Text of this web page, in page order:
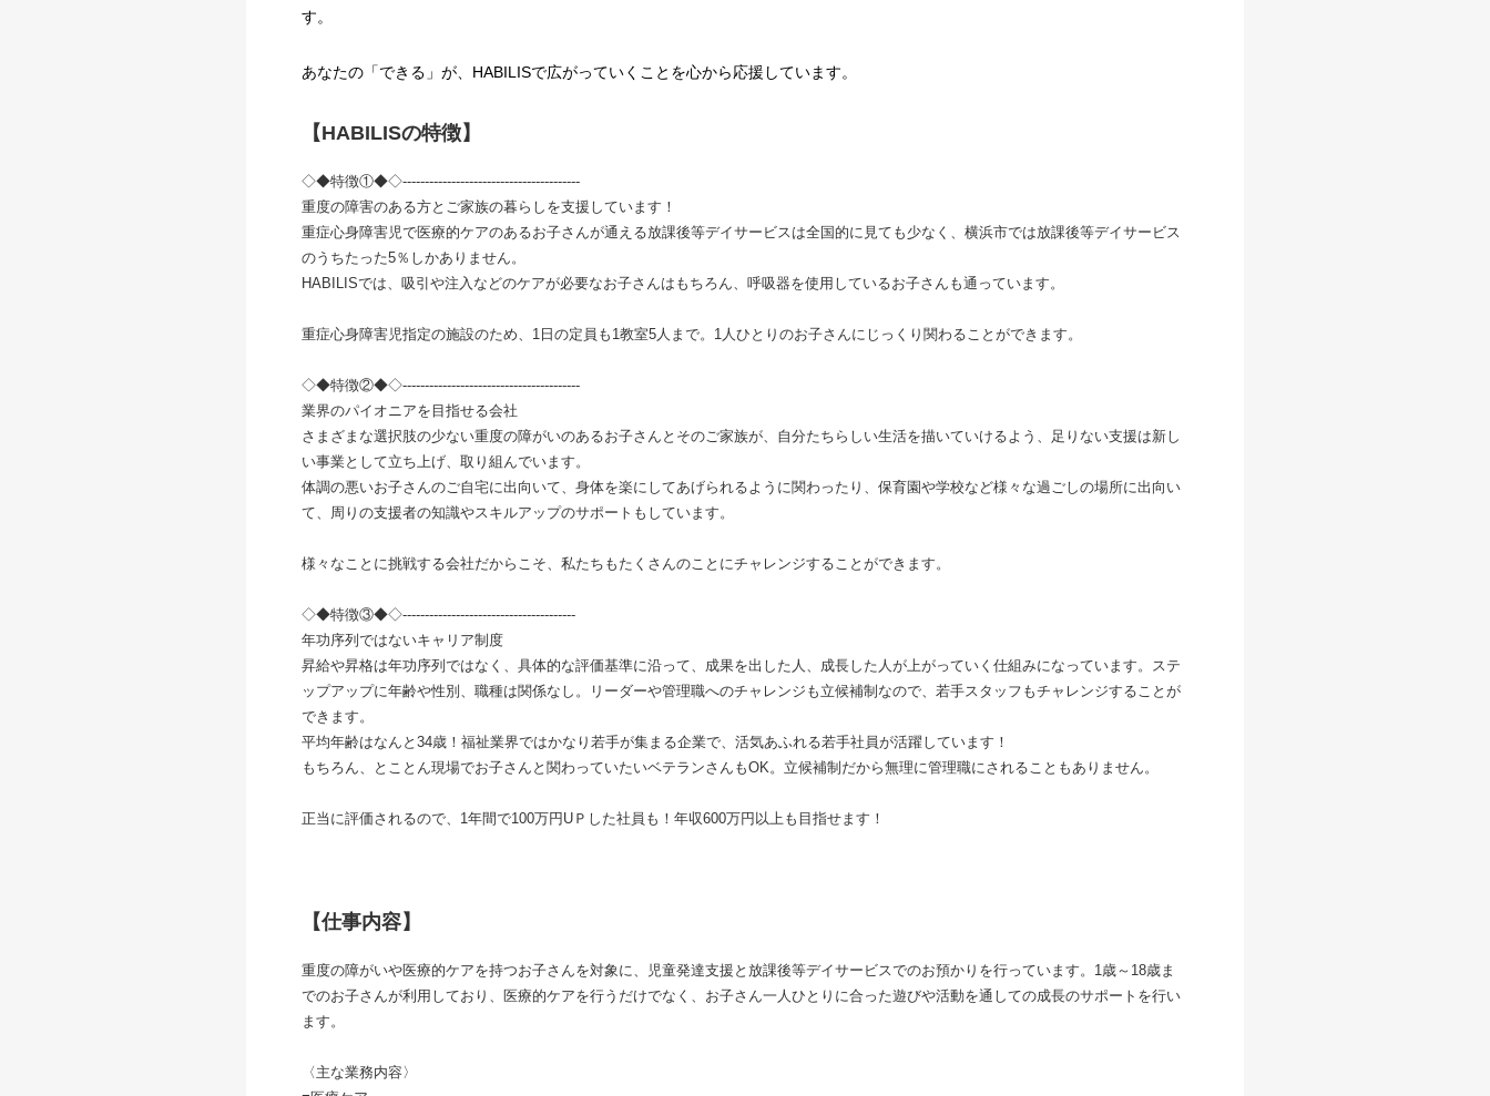
す。
あなたの「できる」が、HABILISで広がっていくことを心から応援しています。
【HABILISの特徴】
◇◆特徴①◆◇----------------------------------------
重度の障害のある方とご家族の暮らしを支援しています！
重症心身障害児で医療的ケアのあるお子さんが通える放課後等デイサービスは全国的に見ても少なく、横浜市では放課後等デイサービス
のうちたった5％しかありません。
HABILISでは、吸引や注入などのケアが必要なお子さんはもちろん、呼吸器を使用しているお子さんも通っています。
重症心身障害児指定の施設のため、1日の定員も1教室5人まで。1人ひとりのお子さんにじっくり関わることができます。
◇◆特徴②◆◇----------------------------------------
業界のパイオニアを目指せる会社
さまざまな選択肢の少ない重度の障がいのあるお子さんとそのご家族が、自分たちらしい生活を描いていけるよう、足りない支援は新し
い事業として立ち上げ、取り組んでいます。
体調の悪いお子さんのご自宅に出向いて、身体を楽にしてあげられるように関わったり、保育園や学校など様々な過ごしの場所に出向い
て、周りの支援者の知識やスキルアップのサポートもしています。
様々なことに挑戦する会社だからこそ、私たちもたくさんのことにチャレンジすることができます。
◇◆特徴③◆◇---------------------------------------
年功序列ではないキャリア制度
昇給や昇格は年功序列ではなく、具体的な評価基準に沿って、成果を出した人、成長した人が上がっていく仕組みになっています。ステ
ップアップに年齢や性別、職種は関係なし。リーダーや管理職へのチャレンジも立候補制なので、若手スタッフもチャレンジすることが
できます。
平均年齢はなんと34歳！福祉業界ではかなり若手が集まる企業で、活気あふれる若手社員が活躍しています！
もちろん、とことん現場でお子さんと関わっていたいベテランさんもOK。立候補制だから無理に管理職にされることもありません。
正当に評価されるので、1年間で100万円UＰした社員も！年収600万円以上も目指せます！
【仕事内容】
重度の障がいや医療的ケアを持つお子さんを対象に、児童発達支援と放課後等デイサービスでのお預かりを行っています。1歳～18歳ま
でのお子さんが利用しており、医療的ケアを行うだけでなく、お子さん一人ひとりに合った遊びや活動を通しての成長のサポートを行い
ます。
〈主な業務内容〉